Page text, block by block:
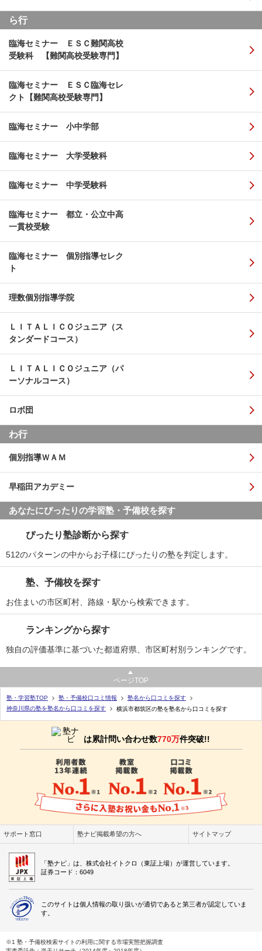
ら行
臨海セミナー ＥＳＣ難関高校
受験科 【難関高校受験専門】
臨海セミナー ＥＳＣ臨海セレ
クト【難関高校受験専門】
臨海セミナー 小中学部
臨海セミナー 大学受験科
臨海セミナー 中学受験科
臨海セミナー 都立・公立中高
一貫校受験
臨海セミナー 個別指導セレク
ト
理数個別指導学院
ＬＩＴＡＬＩＣＯジュニア（ス
タンダードコース）
ＬＩＴＡＬＩＣＯジュニア（パ
ーソナルコース）
ロボ団
わ行
個別指導ＷＡＭ
早稲田アカデミー
あなたにぴったりの学習塾・予備校を探す
ぴったり塾診断から探す
512のパターンの中からお子様にぴったりの塾を判定します。
塾、予備校を探す
お住まいの市区町村、路線・駅から検索できます。
ランキングから探す
独自の評価基準に基づいた都道府県、市区町村別ランキングです。
ページTOP
塾・学習塾TOP 塾・予備校口コミ情報
塾名から口コミを探す
神奈川県の塾を塾名から口コミを探す
横浜市都筑区の塾を塾名から口コミを探す
は累計問い合わせ数770万件突破!!
サポート窓口 塾ナビ掲載希望の方へ サイトマップ
「塾ナビ」は、株式会社イトクロ（東証上場）が運営しています。
証券コード：6049
このサイトは個人情報の取り扱いが適切であると第三者が認定していま
す。
※1 塾・予備校検索サイトの利用に関する市場実態把握調査